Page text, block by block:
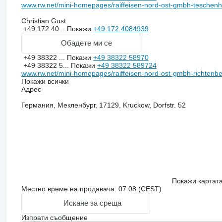
www.rw.net/mini-homepages/raiffeisen-nord-ost-gmbh-
Christian Gust
+49 172 40... Покажи +49 172 4084939
Обадете ми се
+49 38322 ... Покажи +49 38322 58970
+49 38322 5... Покажи +49 38322 589724
www.rw.net/mini-homepages/raiffeisen-nord-ost-gmbh-
Покажи всички
Адрес
Германия, Мекленбург, 17129, Kruckow, Dorfstr. 52
Покажи картата
Местно време на продавача: 07:08 (CEST)
Искане за среща
Изпрати съобщение